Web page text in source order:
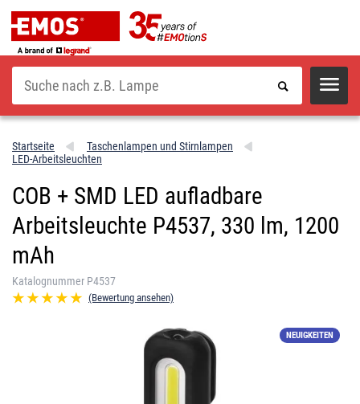
Suche
Startseite
Taschenlampen und Stirnlampen
LED-Arbeitsleuchten
COB + SMD LED aufladbare
Arbeitsleuchte P4537, 330 lm, 1200
mAh
Katalognummer P4537
(Bewertung ansehen)
NEUIGKEITEN